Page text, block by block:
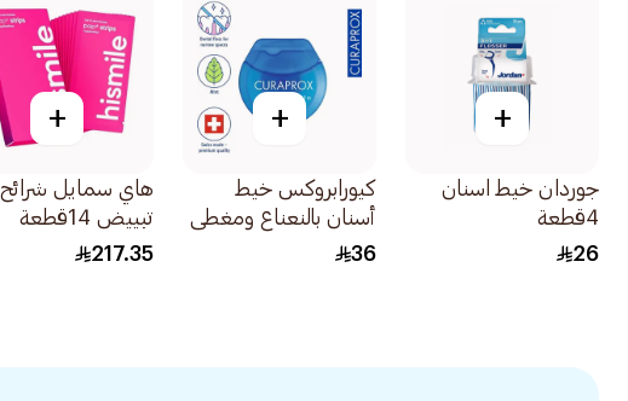
+
جوردان خيط اسنان
4قطعة
26
+
كيورابروكس خيط
أسنان بالنعناع ومغطى
بالشمع 50متر
36
+
هاي سمايل شرائح
تبييض 14قطعة
217.35